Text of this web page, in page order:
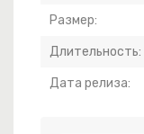
Размер:
Длительность:
Дата релиза: